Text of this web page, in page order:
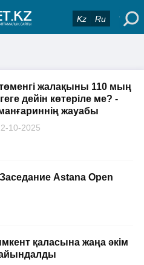
Kz Ru
жалақыны 110 мың
дейін көтеріле ме? -
жауабы
10-2025
Astana Open
қаласына жаңа әкім